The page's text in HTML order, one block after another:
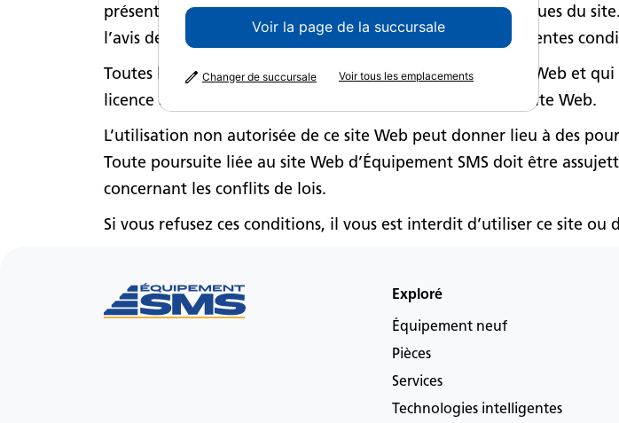
présentation, l’aspect, l’apparence et les éléments graphiques du
l’avis de droits d’auteur qui fait partie intégrante des présentes
Toutes les marques de commerce reproduites dans ce site Web et
licence à celui-ci, sont mentionnées comme telles dans le site Web.
L’utilisation non autorisée de ce site Web peut donner lieu à des
Toute poursuite liée au site Web d’Équipement SMS doit être
concernant les conflits de lois.
Si vous refusez ces conditions, il vous est interdit d’utiliser ce site ou
Exploré
Équipement neuf
Pièces
Services
Technologies intelligentes
Voir la page de la succursale
Changer de succursale Voir tous les emplacements